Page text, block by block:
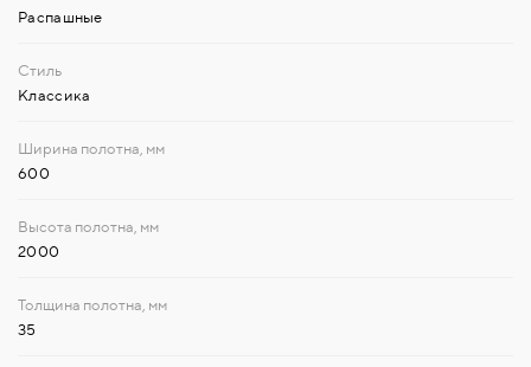
Распашные
Классика
600
2000
35